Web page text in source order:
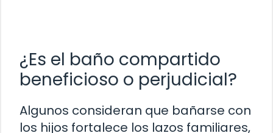
¿Es el baño compartido
beneficioso o perjudicial?
Algunos consideran que bañarse con
los hijos fortalece los lazos familiares,